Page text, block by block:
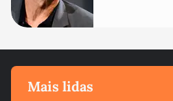
Mais lidas